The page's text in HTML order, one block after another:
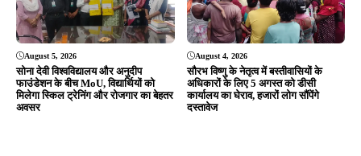
August 5, 2026
सोना देवी विश्वविद्यालय और अनुदीप
फाउंडेशन के बीच MoU, विद्यार्थियों को
मिलेगा स्किल ट्रेनिंग और रोजगार का बेहतर
अवसर
August 4, 2026
सौरभ विष्णु के नेतृत्व में बस्तीवासियों के
अधिकारों के लिए 5 अगस्त को डीसी
कार्यालय का घेराव, हजारों लोग सौंपेंगे
दस्तावेज